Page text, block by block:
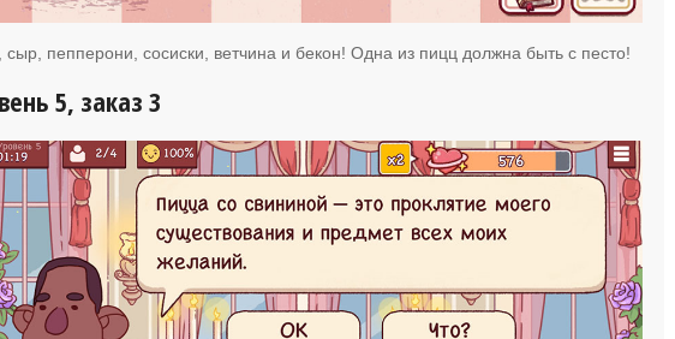
сыр, пепперони, сосиски, ветчина и бекон! Одна из пицц должна быть с песто!
5, заказ 3